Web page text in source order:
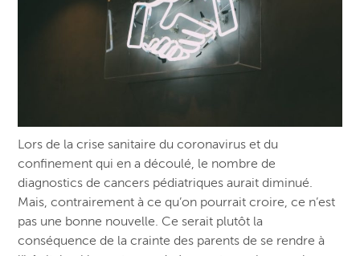
Lors de la crise sanitaire du coronavirus et du
confinement qui en a découlé, le nombre de
diagnostics de cancers pédiatriques aurait diminué.
Mais, contrairement à ce qu’on pourrait croire, ce n’est
pas une bonne nouvelle. Ce serait plutôt la
conséquence de la crainte des parents de se rendre à